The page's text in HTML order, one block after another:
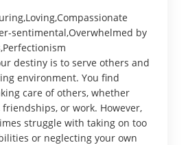
sentimental,Overwhelmed by
destiny is to serve others and
environment. You find
care of others, whether
or work. However,
struggle with taking on too
or neglecting your own